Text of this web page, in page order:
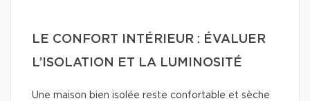
LE CONFORT INTÉRIEUR : ÉVALUER
L’ISOLATION ET LA LUMINOSITÉ
Une maison bien isolée reste confortable et sèche